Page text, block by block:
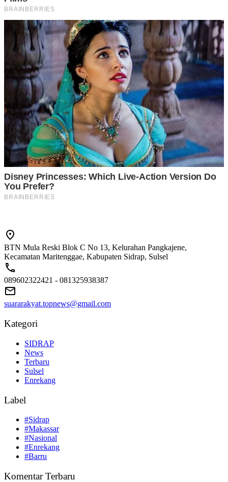
BTN Mula Reski Blok C No 13, Kelurahan Pangkajene,
Kecamatan Maritenggae, Kabupaten Sidrap, Sulsel
089602322421 - 081325938387
suararakyat.topnews@gmail.com
Kategori
SIDRAP
News
Terbaru
Sulsel
Enrekang
Label
#Sidrap
#Makassar
#Nasional
#Enrekang
#Barru
Komentar Terbaru